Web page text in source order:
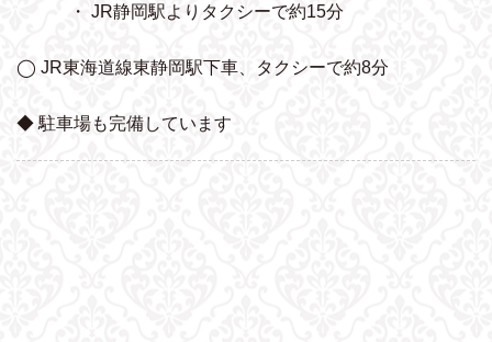
・ JR静岡駅よりタクシーで約15分
◯ JR東海道線東静岡駅下車、タクシーで約8分
◆ 駐車場も完備しています